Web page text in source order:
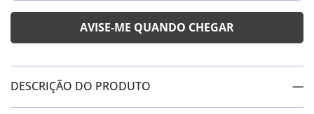
DESCRIÇÃO DO PRODUTO